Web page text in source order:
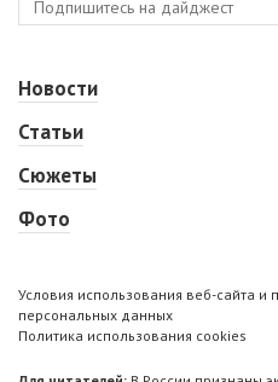
Новости
Статьи
Сюжеты
Фото
Условия использования веб-сайта и
персональных данных
Политика использования cookies